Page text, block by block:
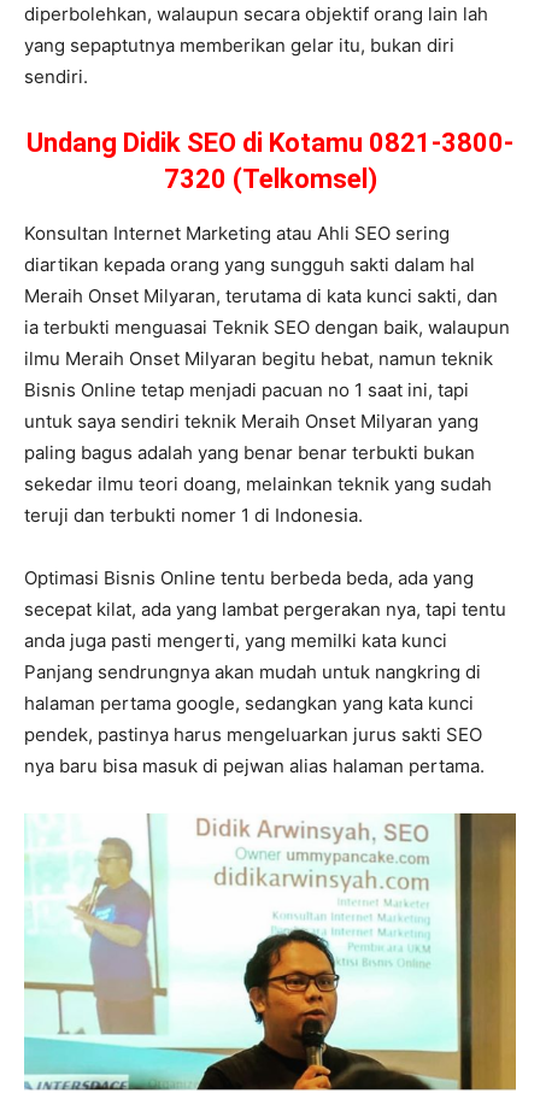
diperbolehkan, walaupun secara objektif orang lain lah
yang sepaptutnya memberikan gelar itu, bukan diri
sendiri.
Undang Didik SEO di Kotamu 0821-3800-
7320 (Telkomsel)
Konsultan Internet Marketing atau Ahli SEO sering
diartikan kepada orang yang sungguh sakti dalam hal
Meraih Onset Milyaran, terutama di kata kunci sakti, dan
ia terbukti menguasai Teknik SEO dengan baik, walaupun
ilmu Meraih Onset Milyaran begitu hebat, namun teknik
Bisnis Online tetap menjadi pacuan no 1 saat ini, tapi
untuk saya sendiri teknik Meraih Onset Milyaran yang
paling bagus adalah yang benar benar terbukti bukan
sekedar ilmu teori doang, melainkan teknik yang sudah
teruji dan terbukti nomer 1 di Indonesia.
Optimasi Bisnis Online tentu berbeda beda, ada yang
secepat kilat, ada yang lambat pergerakan nya, tapi tentu
anda juga pasti mengerti, yang memilki kata kunci
Panjang sendrungnya akan mudah untuk nangkring di
halaman pertama google, sedangkan yang kata kunci
pendek, pastinya harus mengeluarkan jurus sakti SEO
nya baru bisa masuk di pejwan alias halaman pertama.